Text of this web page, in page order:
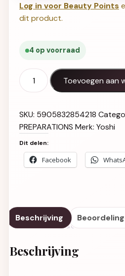
Log in voor Beauty Points
dit product.
4 op voorraad
Cuticle Oil No8 15 ml aantal
Toevoegen aan
SKU: 5905832854218
PREPARATIONS Merk: Yoshi
Dit delen:
Facebook
Beschrijving
Beschrijving